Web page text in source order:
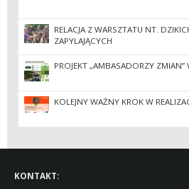
RELACJA Z WARSZTATU NT.
ZAPYLAJĄCYCH
PROJEKT „AMBASADORZY ZMIAN”
KOLEJNY WAŻNY KROK W
KONTAKT: